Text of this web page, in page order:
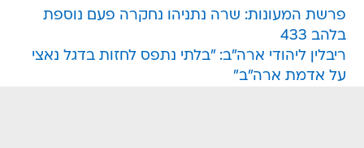
פרשת המעונות: שרה נתניהו נחקרה פעם נוספת
בלהב 433
ריבלין ליהודי ארה"ב: "בלתי נתפס לחזות בדגל נאצי
על אדמת ארה"ב"